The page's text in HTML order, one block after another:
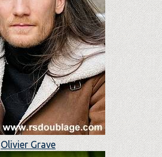
Olivier Grave